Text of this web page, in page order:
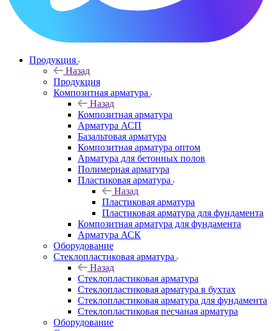
Продукция
Назад
Продукция
Композитная арматура
Назад
Композитная арматура
Арматура АСП
Базальтовая арматура
Композитная арматура оптом
Арматура для бетонных полов
Полимерная арматура
Пластиковая арматура
Назад
Пластиковая арматура
Пластиковая арматура для фундамента
Композитная арматура для фундамента
Арматура АСК
Оборудование
Cтеклопластиковая арматура
Назад
Cтеклопластиковая арматура
Стеклопластиковая арматура в бухтах
Стеклопластиковая арматура для фундамента
Стеклопластиковая песчаная арматура
Оборудование